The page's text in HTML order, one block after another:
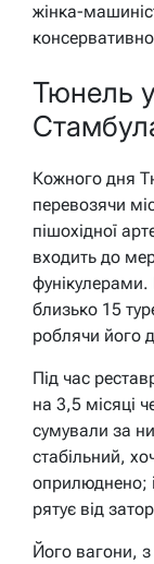
жінка-
Тюнель
Кожного дня
перевозячи
пішохідної
входить до
фунікулерами.
близько 15
роблячи його
Під час
на 3,5 місяці
сумували за
стабільний,
оприлюднено;
рятує від
Його вагони, з